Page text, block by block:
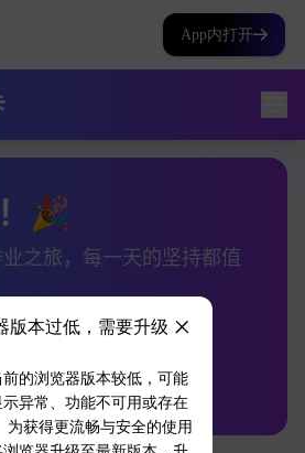
App内打开
版本过低，需要升级
的浏览器版本较低，可能
异常、功能不可用或存在
为获得更流畅与安全的使用